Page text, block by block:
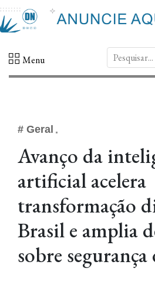
Menu DN.
# Geral
Avanço da
artificial acelera
transformação
Brasil e amplia
sobre segurança